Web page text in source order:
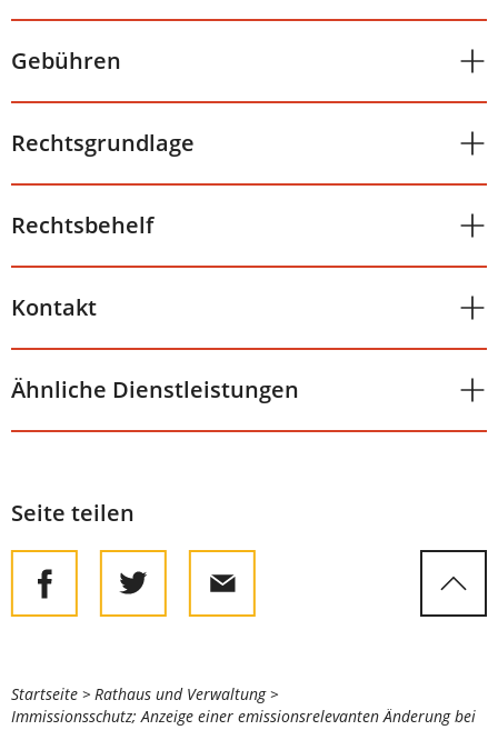
Gebühren
Rechtsgrundlage
Rechtsbehelf
Kontakt
Ähnliche Dienstleistungen
Seite teilen
Sie
Startseite
Rathaus und Verwaltung
Immissionsschutz; Anzeige einer emissionsrelevanten Änderung bei